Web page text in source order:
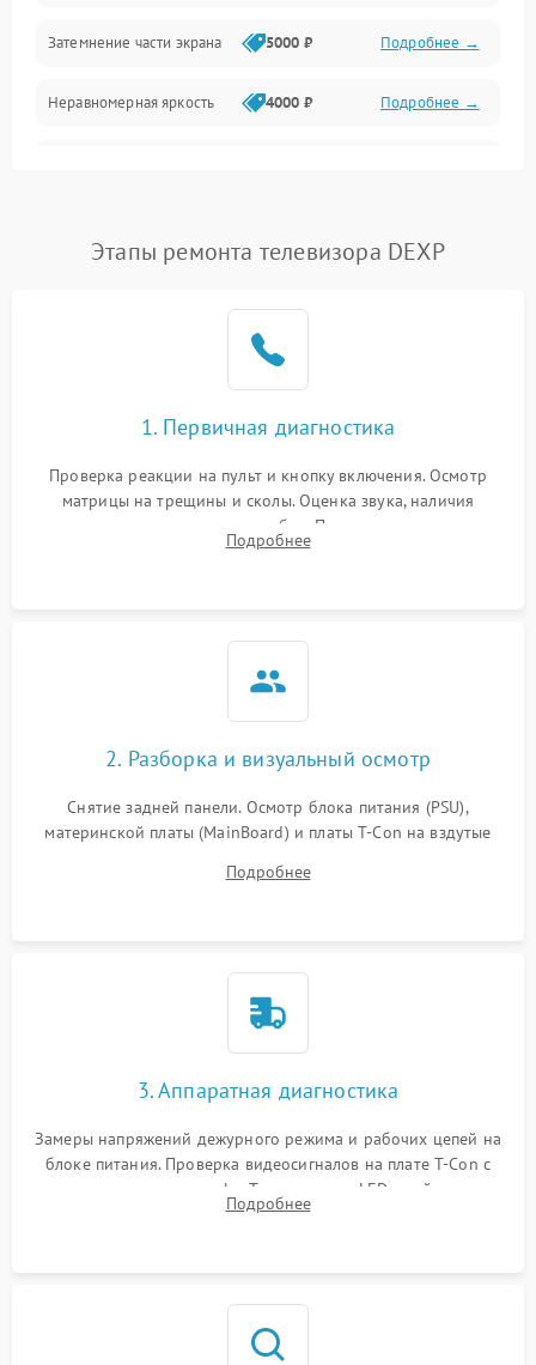
Механические повреждения
Программное обеспечение
Сеть и подключения
Затемнение части экрана 5000 ₽ Подробнее →
Неравномерная яркость 4000 ₽ Подробнее →
Этапы ремонта телевизора DEXP
1. Первичная диагностика
Проверка реакции на пульт и кнопку включения. Осмотр
матрицы на трещины и сколы. Оценка звука, наличия
подсветки и индикаторов ошибок. Подключение тестовых
источников сигнала для выявления симптомов поломки.
Подробнее
2. Разборка и визуальный осмотр
Снятие задней панели. Осмотр блока питания (PSU),
материнской платы (MainBoard) и платы T-Con на вздутые
Проверка надежности фиксации и целостности шлейфов.
Подробнее
3. Аппаратная диагностика
Замеры напряжений дежурного режима и рабочих цепей на
блоке питания. Проверка видеосигналов на плате T-Con с
помощью осциллографа. Тестирование LED-драйвера и
светодиодных планок подсветки мультиметром.
Подробнее